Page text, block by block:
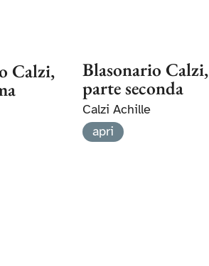
Calzi, Blasonario Calzi,
parte seconda
Calzi Achille
apri